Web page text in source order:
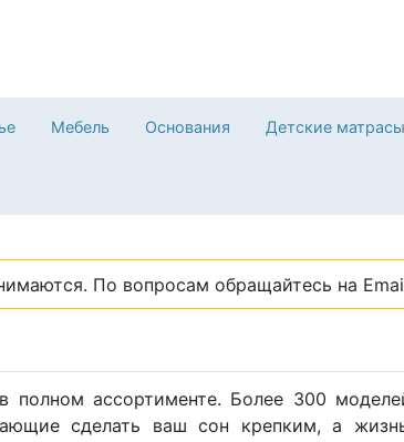
Мебель Основания Детские матрасы
По вопросам обращайтесь на
полном ассортименте. Более 300
сделать ваш сон крепким, а